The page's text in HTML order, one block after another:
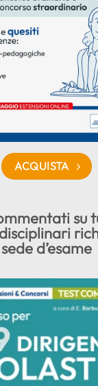
ACQUISTA
su
sede d’esame